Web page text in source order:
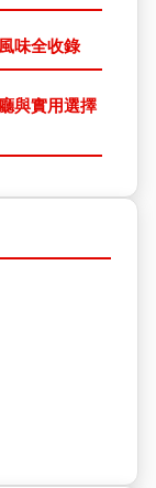
味全收錄
與實用選擇